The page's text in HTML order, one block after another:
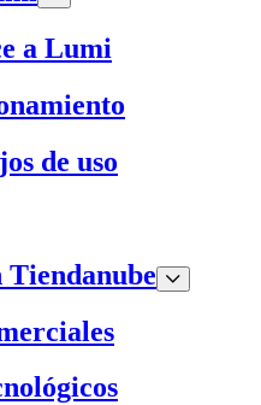
a Lumi
de uso
Tiendanube